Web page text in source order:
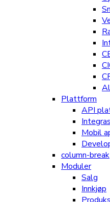
Plattform
API
Mobil
column-break
Moduler
Salg
Innkjøp